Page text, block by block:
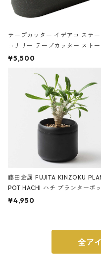
テープカッター イデアコ ステー
ョナリー テープカッター ストー
サンドカラー 石調 ideaco
¥5,500
藤田金属 FUJITA KINZOKU
POT HACHI ハチ プランターポッ
ト 3号 ブラック
¥4,950
全ア